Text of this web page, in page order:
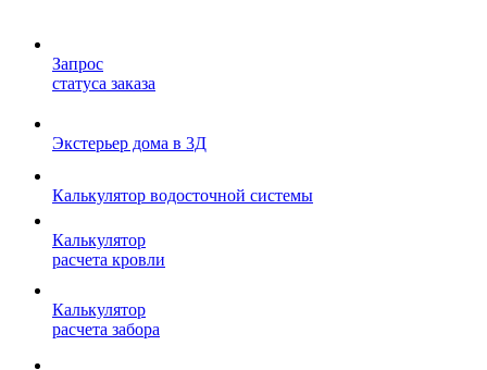
Запрос
статуса заказа
Экстерьер дома в 3Д
Калькулятор водосточной системы
Калькулятор
расчета кровли
Калькулятор
расчета забора